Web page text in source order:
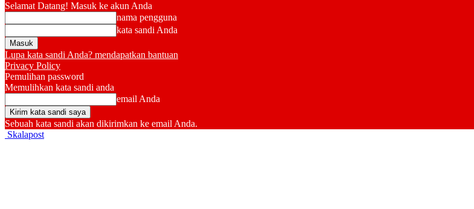
Selamat Datang! Masuk ke akun Anda
nama pengguna
kata sandi Anda
Lupa kata sandi Anda? mendapatkan bantuan
Privacy Policy
Pemulihan password
Memulihkan kata sandi anda
email Anda
Sebuah kata sandi akan dikirimkan ke email Anda.
Skalapost